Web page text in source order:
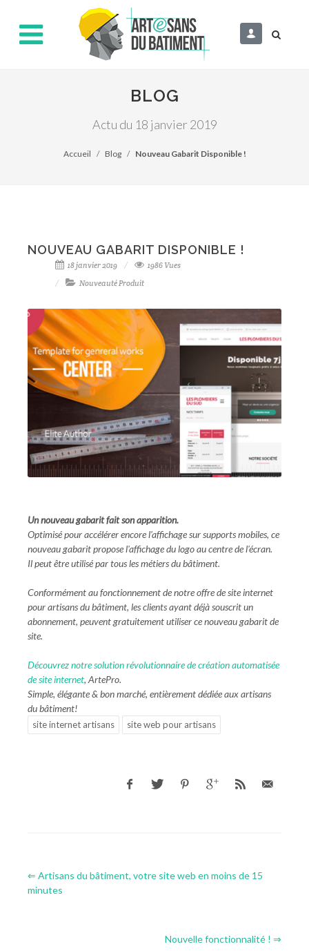
BLOG
Actu du 18 janvier 2019
Accueil Blog Nouveau Gabarit Disponible !
NOUVEAU GABARIT DISPONIBLE !
18 janvier 2019
1986 Vues
Nouveauté Produit
Un nouveau gabarit fait son apparition.
Optimisé pour accélérer encore l'affichage sur supports mobiles, ce
nouveau gabarit propose l'affichage du logo au centre de l'écran.
Il peut être utilisé par tous les métiers du bâtiment.
Conformément au fonctionnement de notre offre de site internet
pour artisans du bâtiment, les clients ayant déjà souscrit un
abonnement, peuvent gratuitement utiliser ce nouveau gabarit de
site.
Découvrez notre solution révolutionnaire de création automatisée
de site internet, ArtePro.
Simple, élégante & bon marché, entièrement dédiée aux artisans
du bâtiment!
site internet artisans site web pour artisans
⇐ Artisans du bâtiment, votre site web en moins de 15
minutes
Nouvelle fonctionnalité ! ⇒